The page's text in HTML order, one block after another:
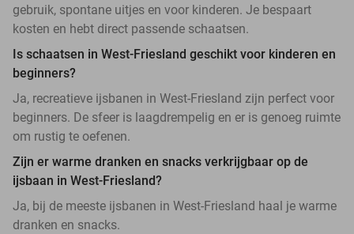
gebruik, spontane uitjes en voor kinderen. Je bespaart
kosten en hebt direct passende schaatsen.
Is schaatsen in West-Friesland geschikt voor kinderen en
beginners?
Ja, recreatieve ijsbanen in West-Friesland zijn perfect voor
beginners. De sfeer is laagdrempelig en er is genoeg ruimte
om rustig te oefenen.
Zijn er warme dranken en snacks verkrijgbaar op de
ijsbaan in West-Friesland?
Ja, bij de meeste ijsbanen in West-Friesland haal je warme
dranken en snacks.